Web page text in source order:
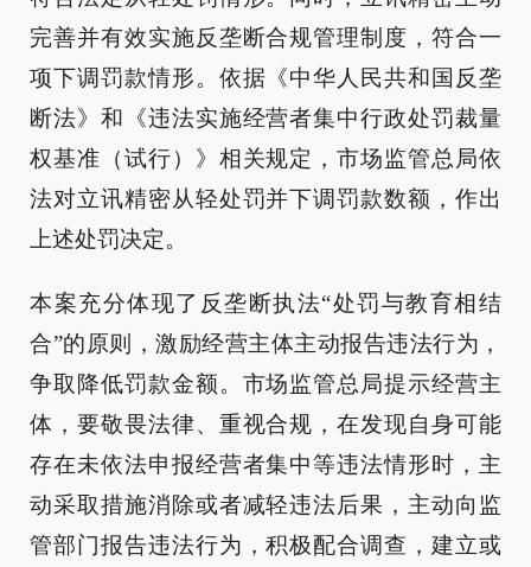
完善并有效实施反垄断合规管理制度，符合一
项下调罚款情形。依据《中华人民共和国反垄
断法》和《违法实施经营者集中行政处罚裁量
权基准（试行）》相关规定，市场监管总局依
法对立讯精密从轻处罚并下调罚款数额，作出
上述处罚决定。
本案充分体现了反垄断执法“处罚与教育相结
合”的原则，激励经营主体主动报告违法行为，
争取降低罚款金额。市场监管总局提示经营主
体，要敬畏法律、重视合规，在发现自身可能
存在未依法申报经营者集中等违法情形时，主
动采取措施消除或者减轻违法后果，主动向监
管部门报告违法行为，积极配合调查，建立或